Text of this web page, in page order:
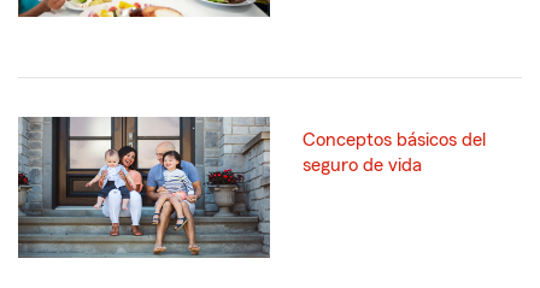
Conceptos básicos del
seguro de vida